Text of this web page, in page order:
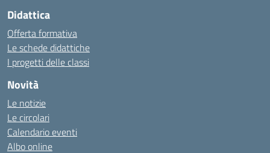
Didattica
Offerta formativa
Le schede didattiche
I progetti delle classi
Novità
Le notizie
Le circolari
Calendario eventi
Albo online